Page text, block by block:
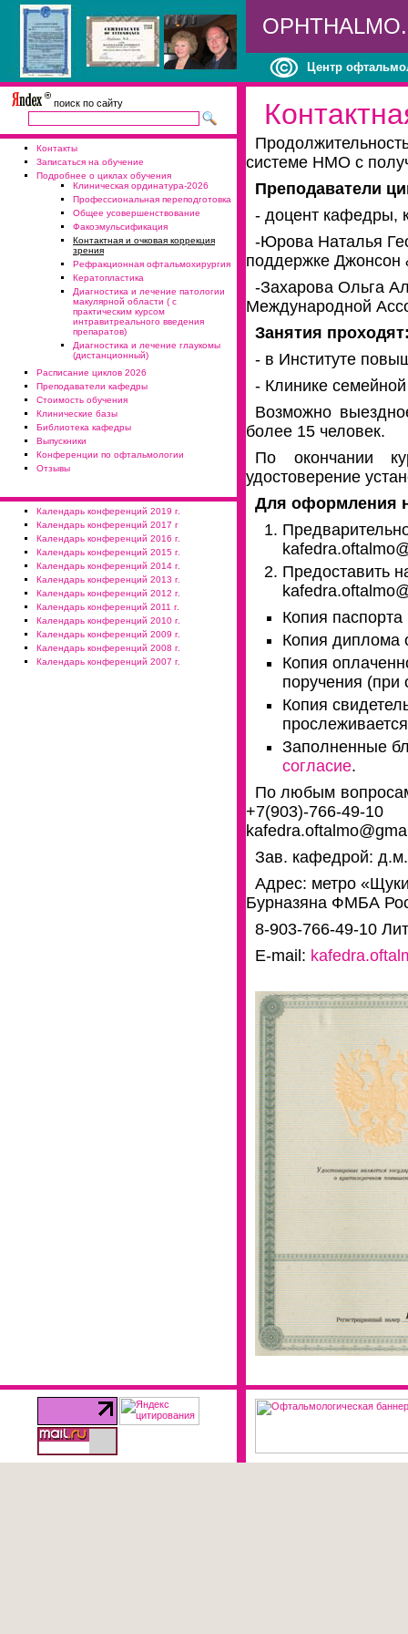
Центр
поиск по сайту
Контакты
Записаться на обучение
Подробнее о циклах обучения
Клиническая ординатура-2026
Профессиональная переподготовка
Общее усовершенствование
Факоэмульсификация
Контактная и очковая коррекция
зрения
Рефракционная офтальмохирургия
Кератопластика
Диагностика и лечение патологии
макулярной области ( с
практическим курсом
интравитреального введения
препаратов)
Диагностика и лечение глаукомы
(дистанционный)
Расписание циклов 2026
Преподаватели кафедры
Стоимость обучения
Клинические базы
Библиотека кафедры
Выпускники
Конференции по офтальмологии
Отзывы
Календарь конференций 2019 г.
Календарь конференций 2017 г
Календарь конференций 2016 г.
Календарь конференций 2015 г.
Календарь конференций 2014 г.
Календарь конференций 2013 г.
Календарь конференций 2012 г.
Календарь конференций 2011 г.
Календарь конференций 2010 г.
Календарь конференций 2009 г.
Календарь конференций 2008 г.
Календарь конференций 2007 г.
системе НМО с
Преподаватели
- доцент кафедры,
-Юрова Наталья
поддержке Джонсон
-Захарова Ольга
Международной
Занятия
- в Институте
- Клинике
Возможно
более 15 человек.
По окончании
удостоверение
Для оформления
Предоставить
Копия паспорта
Копия диплома
Копия
поручения (при
Копия
Заполненные
согласие.
По любым
+7(903)-766-
Зав. кафедрой:
Адрес: метро
Бурназяна ФМБА
8-903-766-49-10
E-mail: